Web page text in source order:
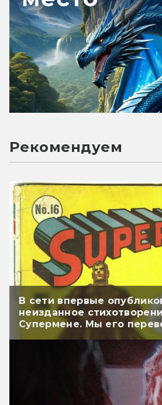
Рекомендуем
В сети впервые
неизданное
Супермене. Мы его